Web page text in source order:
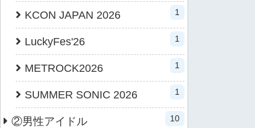
KCON JAPAN 2026 1
LuckyFes'26 1
METROCK2026 1
SUMMER SONIC 2026 1
②男性アイドル 10